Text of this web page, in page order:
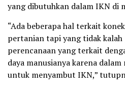
yang dibutuhkan dalam IKN di
“Ada beberapa hal terkait
pertanian tapi yang tidak
perencanaan yang terkait
daya manusianya karena
untuk menyambut IKN,”